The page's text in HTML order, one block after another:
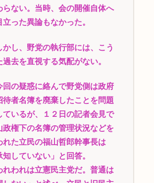
らない。当時、会の開催自体へ
立った異論もなかった。
し、野党の執行部には、こう
過去を直視する気配がない。
の疑惑に絡んで野党側は政府
待者名簿を廃棄したことを問題
ているが、１２日の記者会見で
政権下の名簿の管理状況などを
れた立民の福山哲郎幹事長は
知していない」と回答。
れわれは立憲民主党だ。普通は